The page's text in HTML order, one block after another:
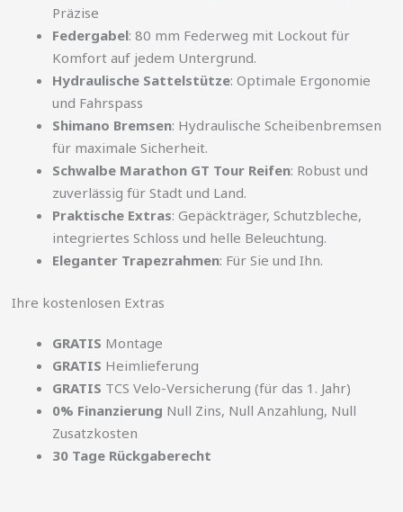
Präzise
Federgabel: 80 mm Federweg mit Lockout für
Komfort auf jedem Untergrund.
Hydraulische Sattelstütze: Optimale Ergonomie
und Fahrspass
Shimano Bremsen: Hydraulische Scheibenbremsen
für maximale Sicherheit.
Schwalbe Marathon GT Tour Reifen: Robust und
zuverlässig für Stadt und Land.
Praktische Extras: Gepäckträger, Schutzbleche,
integriertes Schloss und helle Beleuchtung.
Eleganter Trapezrahmen: Für Sie und Ihn.
Ihre kostenlosen Extras
GRATIS Montage
GRATIS Heimlieferung
GRATIS TCS Velo-Versicherung (für das 1. Jahr)
0% Finanzierung Null Zins, Null Anzahlung, Null
Zusatzkosten
30 Tage Rückgaberecht